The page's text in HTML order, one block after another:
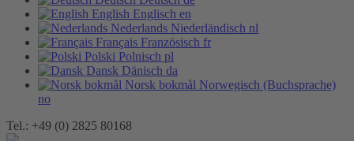
English Englisch en
Nederlands Niederländisch nl
Français Französisch fr
Polski Polnisch pl
Dansk Dänisch da
Norsk bokmål Norwegisch (Buchsprache)
no
Tel.: +49 (0) 2825 80168